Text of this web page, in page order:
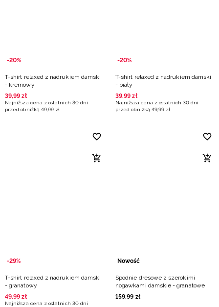
-20%
T-shirt relaxed z nadrukiem damski
- kremowy
39,99 zł
Najniższa cena z ostatnich 30 dni
przed obniżką 49,99 zł
-20%
T-shirt relaxed z nadrukiem damski
- biały
39,99 zł
Najniższa cena z ostatnich 30 dni
przed obniżką 49,99 zł
-29%
T-shirt relaxed z nadrukiem damski
- granatowy
49,99 zł
Najniższa cena z ostatnich 30 dni
Nowość
Spodnie dresowe z szerokimi
nogawkami damskie - granatowe
159,99 zł